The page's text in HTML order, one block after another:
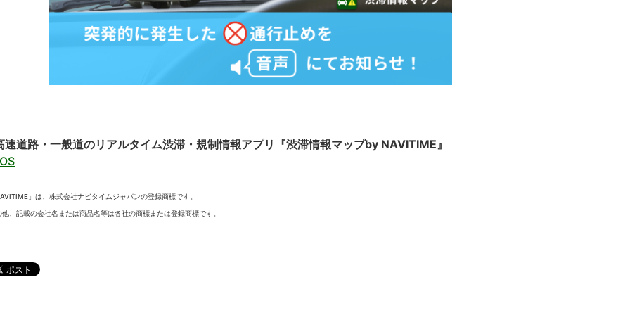
道路・一般道のリアルタイム渋滞・規制情報アプリ『渋滞情報マップby NAVITIME』
」は、株式会社ナビタイムジャパンの登録商標です。
、記載の会社名または商品名等は各社の商標または登録商標です。